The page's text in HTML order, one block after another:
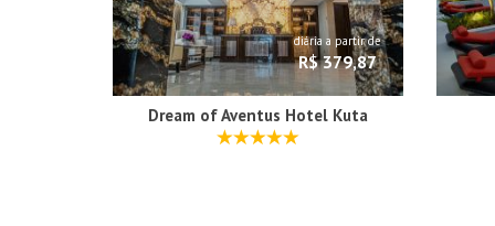
diária a partir de
R$ 379,87
Dream of Aventus Hotel Kuta